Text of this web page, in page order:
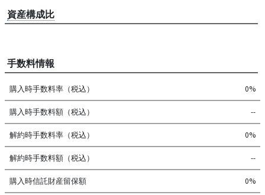
資産構成比
手数料情報
購入時手数料率（税込） 0%
購入時手数料額（税込） --
解約時手数料率（税込） 0%
解約時手数料額（税込） --
購入時信託財産留保額 0%